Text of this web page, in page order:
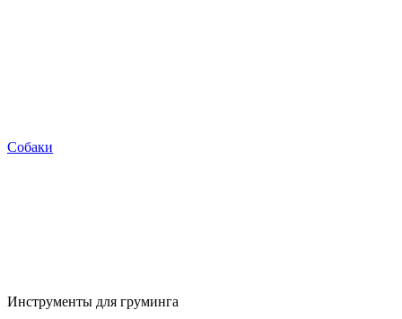
Собаки
Инструменты для груминга